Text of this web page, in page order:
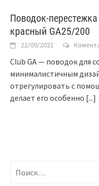
Поводок-
красный GA25/200
22/09/2021
Club GA — поводок для
минималистичным
отрегулировать с
делает его особенно [...]